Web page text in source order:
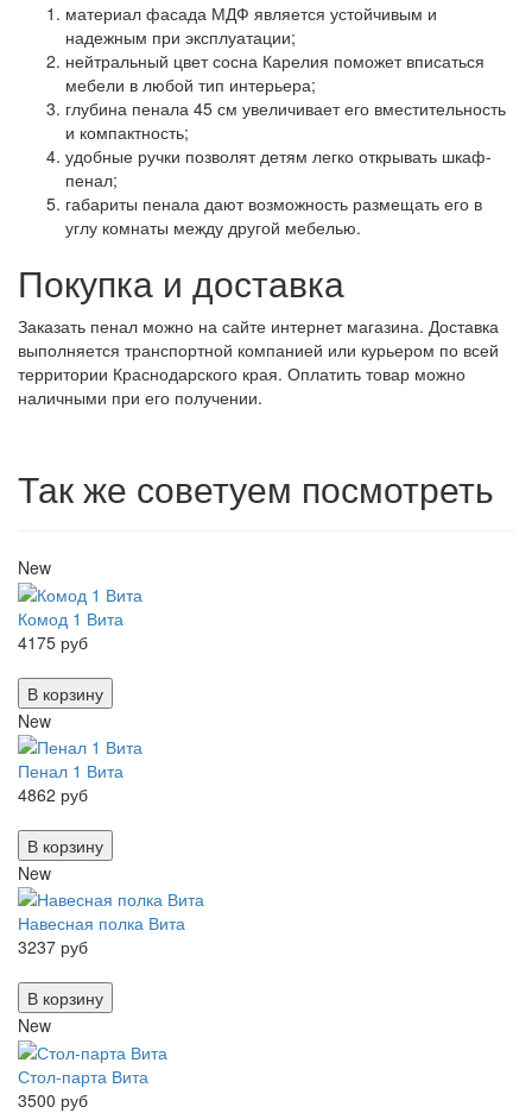
материал фасада МДФ является устойчивым и
надежным при эксплуатации;
нейтральный цвет сосна Карелия поможет вписаться
мебели в любой тип интерьера;
глубина пенала 45 см увеличивает его вместительность
и компактность;
удобные ручки позволят детям легко открывать шкаф-
пенал;
габариты пенала дают возможность размещать его в
углу комнаты между другой мебелью.
Покупка и доставка
Заказать пенал можно на сайте интернет магазина. Доставка
выполняется транспортной компанией или курьером по всей
территории Краснодарского края. Оплатить товар можно
наличными при его получении.
Так же советуем посмотреть
New
Комод 1 Вита
4175 руб
В корзину
New
Пенал 1 Вита
4862 руб
В корзину
New
Навесная полка Вита
3237 руб
В корзину
New
Стол-парта Вита
3500 руб